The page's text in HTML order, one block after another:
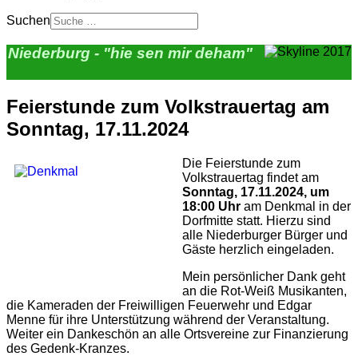
Suchen
Niederburg - "hie sen mir deham"
Feierstunde zum Volkstrauertag am
Sonntag, 17.11.2024
Die Feierstunde zum
Volkstrauertag findet am
Sonntag, 17.11.2024, um
18:00 Uhr am Denkmal in der
Dorfmitte statt. Hierzu sind
alle Niederburger Bürger und
Gäste herzlich eingeladen.
Mein persönlicher Dank geht
an die Rot-Weiß Musikanten,
die Kameraden der Freiwilligen Feuerwehr und Edgar
Menne für ihre Unterstützung während der Veranstaltung.
Weiter ein Dankeschön an alle Ortsvereine zur Finanzierung
des Gedenk-Kranzes.